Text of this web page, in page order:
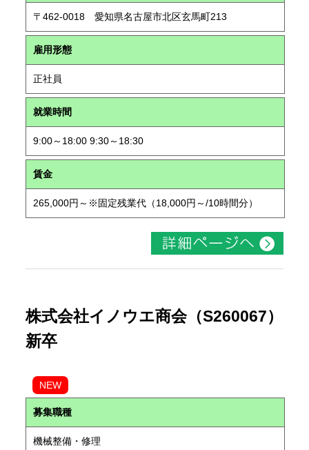
〒462-0018 愛知県名古屋市北区玄馬町213
雇用形態
正社員
就業時間
9:00～18:00 9:30～18:30
賃金
265,000円～※固定残業代（18,000円～/10時間分）
株式会社イノウエ商会（S260067）
新卒
NEW
募集職種
機械整備・修理